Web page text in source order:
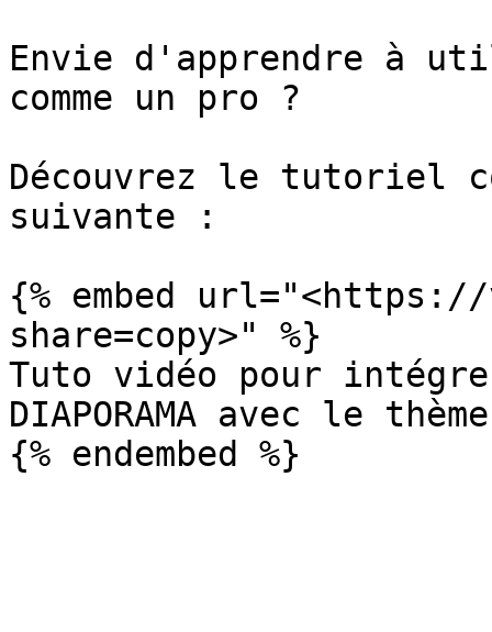
Envie d'apprendre à
comme un pro ?
Découvrez le tutoriel
suivante :
{% embed url="<https://
share=copy>" %}
Tuto vidéo pour
DIAPORAMA avec le